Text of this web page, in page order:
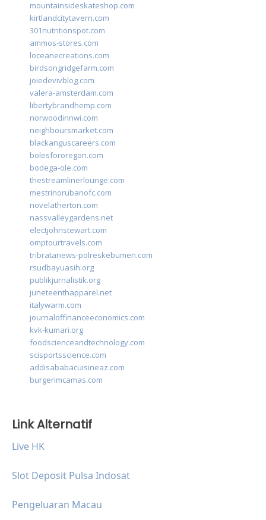
mountainsideskateshop.com
kirtlandcitytavern.com
301nutritionspot.com
ammos-stores.com
loceanecreations.com
birdsongridgefarm.com
joiedevivblog.com
valera-amsterdam.com
libertybrandhemp.com
norwoodinnwi.com
neighboursmarket.com
blackanguscareers.com
bolesfororegon.com
bodega-ole.com
thestreamlinerlounge.com
mestrinorubanofc.com
novelatherton.com
nassvalleygardens.net
electjohnstewart.com
omptourtravels.com
tribratanews-polreskebumen.com
rsudbayuasih.org
publikjurnalistik.org
juneteenthapparel.net
italywarm.com
journaloffinanceeconomics.com
kvk-kumari.org
foodscienceandtechnology.com
scisportsscience.com
addisababacuisineaz.com
burgerimcamas.com
Link Alternatif
Live HK
Slot Deposit Pulsa Indosat
Pengeluaran Macau